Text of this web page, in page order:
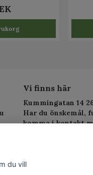
Vi finns här
Kummingatan 14
Har du önskemål,
komma i kontakt
du vill